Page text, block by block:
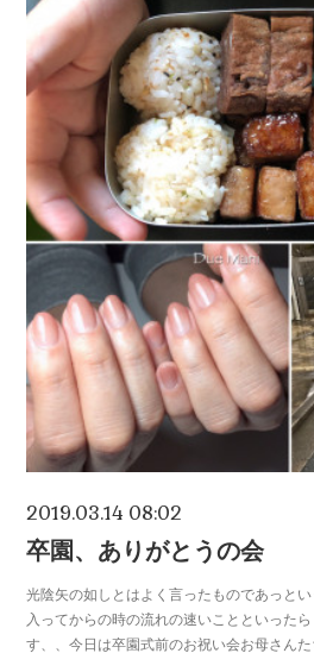
2019.03.14 08:02
卒園、ありがとうの会
光陰矢の如しとはよく言ったものであっと
入ってからの時の流れの速いことといった
す、、今日は卒園式前のお祝い会お母さん